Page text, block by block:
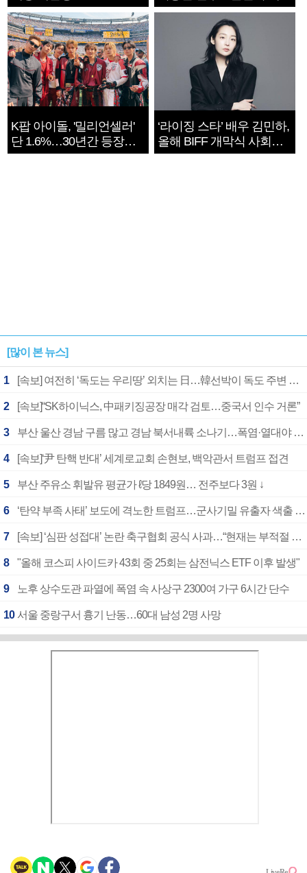
지는 ‘전쟁 속죄’
K팝 아이돌, '밀리언셀러'
단 1.6%…30년간 등장
1182개팀 전수조사
‘라이징 스타’ 배우 김민하,
올해 BIFF 개막식 사회자
확정
[많이 본 뉴스]
1 [속보] 여전히 ‘독도는 우리땅’ 외치는 日…韓선박이 독도 주변 해양조사 활동하자 반발
2 [속보]“SK하이닉스, 中패키징공장 매각 검토…중국서 인수 거론”
3 부산 울산 경남 구름 많고 경남 북서내륙 소나기…폭염·열대야 계속
4 [속보]‘尹 탄핵 반대’ 세계로교회 손현보, 백악관서 트럼프 접견
5 부산 주유소 휘발유 평균가 ℓ당 1849원… 전주보다 3원 ↓
6 ‘탄약 부족 사태’ 보도에 격노한 트럼프…군사기밀 유출자 색출 지시
7 [속보] ‘심판 성접대’ 논란 축구협회 공식 사과…“현재는 부적절 행위 없어”
8 "올해 코스피 사이드카 43회 중 25회는 삼전닉스 ETF 이후 발생"
9 노후 상수도관 파열에 폭염 속 사상구 2300여 가구 6시간 단수
10 서울 중랑구서 흉기 난동…60대 남성 2명 사망